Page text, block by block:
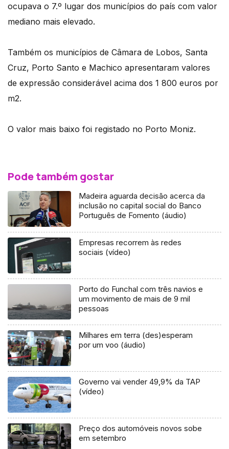
ocupava o 7.º lugar dos municípios do país com valor
mediano mais elevado.
Também os municípios de Câmara de Lobos, Santa
Cruz, Porto Santo e Machico apresentaram valores
de expressão considerável acima dos 1 800 euros por
m2.
O valor mais baixo foi registado no Porto Moniz.
Pode também gostar
Madeira aguarda decisão acerca da
inclusão no capital social do Banco
Português de Fomento (áudio)
Empresas recorrem às redes
sociais (vídeo)
Porto do Funchal com três navios e
um movimento de mais de 9 mil
pessoas
Milhares em terra (des)esperam
por um voo (áudio)
Governo vai vender 49,9% da TAP
(vídeo)
Preço dos automóveis novos sobe
em setembro